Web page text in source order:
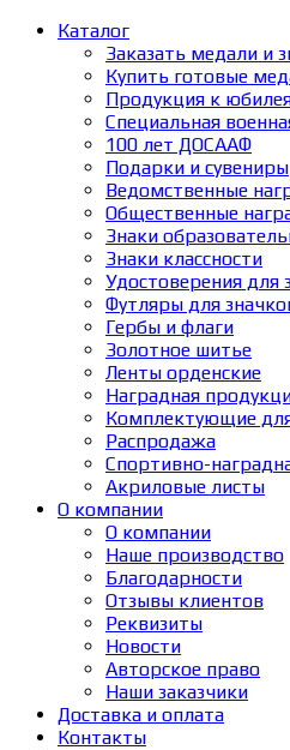
Каталог
Заказать медали и
Купить готовые
Продукция к
Специальная
100 лет ДОСААФ
Подарки и сувениры
Ведомственные
Общественные
Знаки
Знаки классности
Удостоверения для
Футляры для
Гербы и флаги
Золотное шитье
Ленты орденские
Наградная
Комплектующие
Распродажа
Спортивно-
Акриловые листы
О компании
О компании
Наше производство
Благодарности
Отзывы клиентов
Реквизиты
Новости
Авторское право
Наши заказчики
Доставка и оплата
Контакты